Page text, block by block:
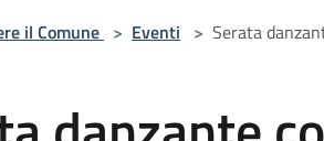
il Comune > Eventi > Serata